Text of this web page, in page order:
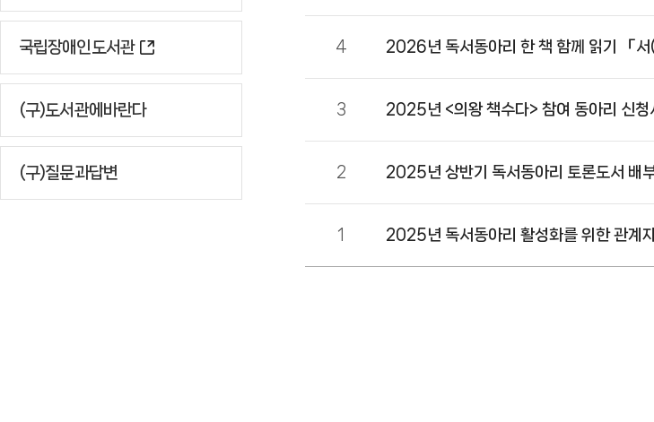
국립장애인도서관
(구)도서관에바란다
(구)질문과답변
4 2026년 독서동아리 한 책 함께 읽기 「
3 2025년 <의왕 책수다> 참여 동아리 신청
2 2025년 상반기 독서동아리 토론도서 배
1 2025년 독서동아리 활성화를 위한 관계